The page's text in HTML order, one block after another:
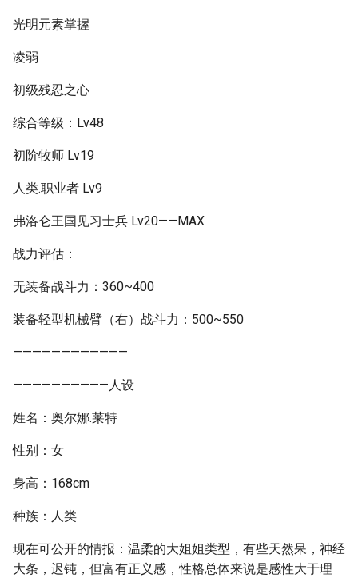
光明元素掌握
凌弱
初级残忍之心
综合等级：Lv48
初阶牧师 Lv19
人类.职业者 Lv9
弗洛仑王国见习士兵 Lv20——MAX
战力评估：
无装备战斗力：360~400
装备轻型机械臂（右）战斗力：500~550
————————————
——————————人设
姓名：奥尔娜.莱特
性别：女
身高：168cm
种族：人类
现在可公开的情报：温柔的大姐姐类型，有些天然呆，神经
大条，迟钝，但富有正义感，性格总体来说是感性大于理